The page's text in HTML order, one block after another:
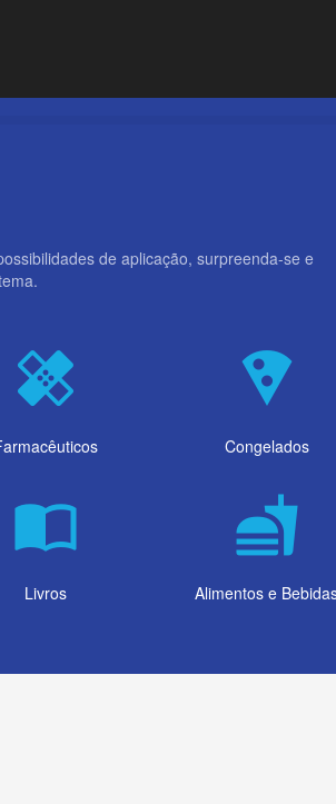
de aplicação, surpreenda-se e
healing local_pizza
Congelados
import_contacts
Livros
fastfood
Alimentos e